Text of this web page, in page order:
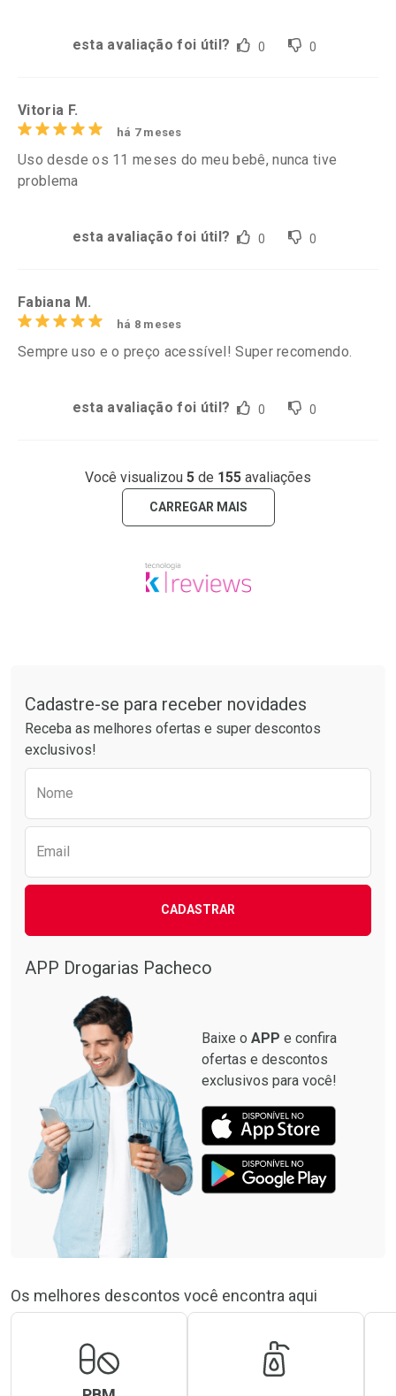
esta avaliação foi útil? 0 0
Vitoria F.
há 7 meses
Uso desde os 11 meses do meu bebê, nunca tive
problema
esta avaliação foi útil? 0 0
Fabiana M.
há 8 meses
Sempre uso e o preço acessível! Super recomendo.
esta avaliação foi útil? 0 0
Você visualizou 5 de 155 avaliações
CARREGAR MAIS
Cadastre-se para receber novidades
Receba as melhores ofertas e super descontos
exclusivos!
Nome
Email
CADASTRAR
APP Drogarias Pacheco
Baixe o APP e confira
ofertas e descontos
exclusivos para você!
Os melhores descontos você encontra aqui